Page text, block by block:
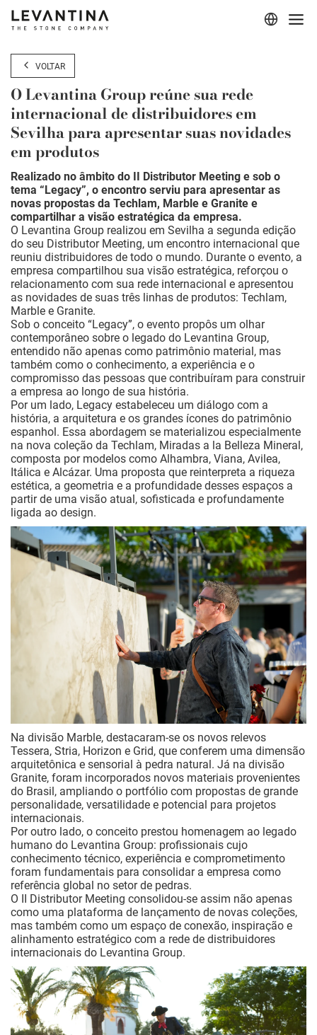
Corporativo
Materiais
Projetos
Aplicações
Profissionais
VOLTAR
O Levantina Group reúne sua rede
internacional de distribuidores em
Sevilha para apresentar suas novidades
em produtos
Realizado no âmbito do II Distributor Meeting e sob o
tema “Legacy”, o encontro serviu para apresentar as
novas propostas da Techlam, Marble e Granite e
compartilhar a visão estratégica da empresa.
O Levantina Group realizou em Sevilha a segunda edição
do seu Distributor Meeting, um encontro internacional que
reuniu distribuidores de todo o mundo. Durante o evento, a
empresa compartilhou sua visão estratégica, reforçou o
relacionamento com sua rede internacional e apresentou
as novidades de suas três linhas de produtos: Techlam,
Marble e Granite.
Sob o conceito “Legacy”, o evento propôs um olhar
contemporâneo sobre o legado do Levantina Group,
entendido não apenas como patrimônio material, mas
também como o conhecimento, a experiência e o
compromisso das pessoas que contribuíram para construir
a empresa ao longo de sua história.
Por um lado, Legacy estabeleceu um diálogo com a
história, a arquitetura e os grandes ícones do patrimônio
espanhol. Essa abordagem se materializou especialmente
na nova coleção da Techlam, Miradas a la Belleza Mineral,
composta por modelos como Alhambra, Viana, Avilea,
Itálica e Alcázar. Uma proposta que reinterpreta a riqueza
estética, a geometria e a profundidade desses espaços a
partir de uma visão atual, sofisticada e profundamente
ligada ao design.
Na divisão Marble, destacaram-se os novos relevos
Tessera, Stria, Horizon e Grid, que conferem uma dimensão
arquitetônica e sensorial à pedra natural. Já na divisão
Granite, foram incorporados novos materiais provenientes
do Brasil, ampliando o portfólio com propostas de grande
personalidade, versatilidade e potencial para projetos
internacionais.
Por outro lado, o conceito prestou homenagem ao legado
humano do Levantina Group: profissionais cujo
conhecimento técnico, experiência e comprometimento
foram fundamentais para consolidar a empresa como
referência global no setor de pedras.
O II Distributor Meeting consolidou-se assim não apenas
como uma plataforma de lançamento de novas coleções,
mas também como um espaço de conexão, inspiração e
alinhamento estratégico com a rede de distribuidores
internacionais do Levantina Group.